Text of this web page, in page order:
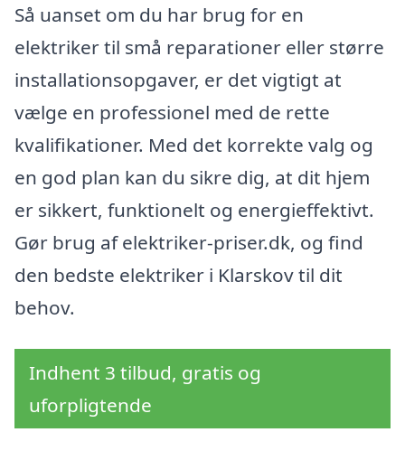
Så uanset om du har brug for en
elektriker til små reparationer eller større
installationsopgaver, er det vigtigt at
vælge en professionel med de rette
kvalifikationer. Med det korrekte valg og
en god plan kan du sikre dig, at dit hjem
er sikkert, funktionelt og energieffektivt.
Gør brug af elektriker-priser.dk, og find
den bedste elektriker i Klarskov til dit
behov.
Indhent 3 tilbud, gratis og
uforpligtende